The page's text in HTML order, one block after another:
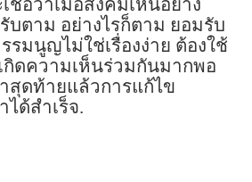
ชื่อว่าเมื่อสังคมเห็นอย่าง
บตาม อย่างไรก็ตาม ยอมรับ
รมนูญไม่ใช่เรื่องง่าย ต้องใช้
กิดความเห็นร่วมกันมากพอ
สุดท้ายแล้วการแก้ไข
ด้สำเร็จ.